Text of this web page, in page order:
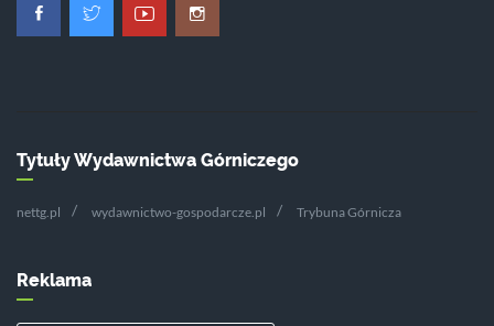
Tytuły Wydawnictwa Górniczego
nettg.pl wydawnictwo-gospodarcze.pl Trybuna Górnicza
Reklama